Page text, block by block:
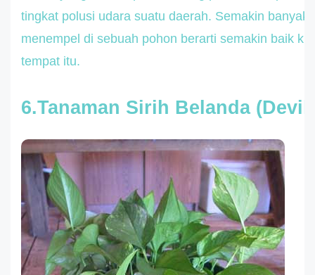
tingkat polusi udara suatu daerah. Semakin banyak
menempel di sebuah pohon berarti semakin baik
tempat itu.
6.Tanaman Sirih Belanda